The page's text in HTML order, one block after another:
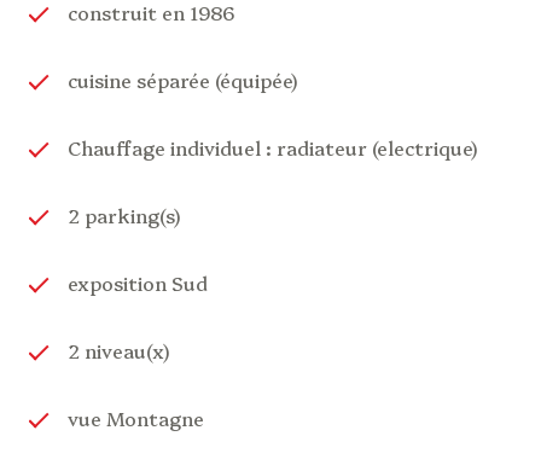
Pour plus d'informations et pour organiser une
construit en 1986
cuisine séparée (équipée)
Chauffage individuel : radiateur (electrique)
2 parking(s)
exposition Sud
2 niveau(x)
vue Montagne